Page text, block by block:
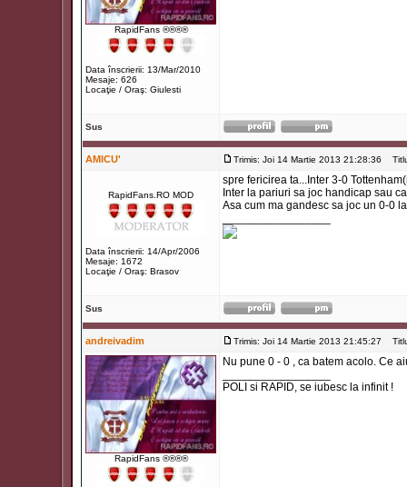
RapidFans ®®®®
Data înscrierii: 13/Mar/2010
Mesaje: 626
Locaţie / Oraş: Giulesti
Sus
AMICU' Trimis: Joi 14 Martie 2013 21:28:36
RapidFans.RO MOD
Data înscrierii: 14/Apr/2006
Mesaje: 1672
Locaţie / Oraş: Brasov
spre fericirea ta...Inter 3-0
Inter la pariuri sa joc handicap sau
Asa cum ma gandesc sa joc un 0-0
Sus
andreivadim Trimis: Joi 14 Martie 2013 21:45:27
RapidFans ®®®®
Nu pune 0 - 0 , ca batem acolo. Ce
POLI si RAPID, se iubesc la infinit !